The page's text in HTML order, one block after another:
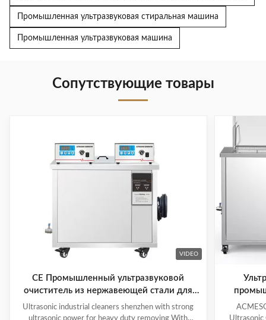
Промышленная ультразвуковая стиральная машина
Промышленная ультразвуковая машина
Сопутствующие товары
VIDEO
CE Промышленный ультразвуковой
очиститель из нержавеющей стали для
удаления тяжелого груза
Ultrasonic industrial cleaners shenzhen with strong